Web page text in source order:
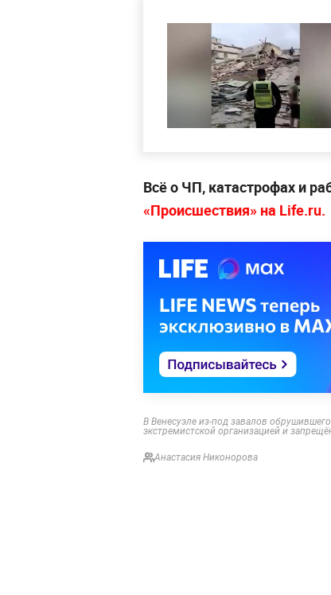
Всё о ЧП, катастрофах и
«Происшествия» на Life.ru.
В Венесуэле из-под завалов
экстремистской организацией и
Анастасия Никонорова